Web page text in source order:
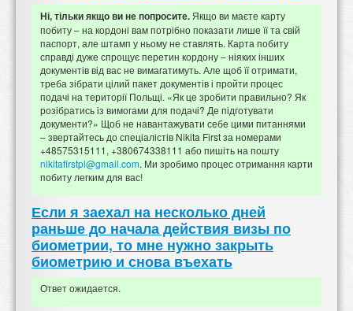
Ні, тільки якщо ви не попросите. Якщо ви маєте карту
побиту – на кордоні вам потрібно показати лише її та свій
паспорт, але штамп у ньому не ставлять. Карта побиту
справді дуже спрощує перетин кордону – ніяких інших
документів від вас не вимагатимуть. Але щоб її отримати,
треба зібрати цілий пакет документів і пройти процес
подачі на території Польщі. «Як це зробити правильно? Як
розібратись із вимогами для подачі? Де підготувати
документи?» Щоб не навантажувати себе цими питаннями
– звертайтесь до спеціалістів Nikita First за номерами
+48575315111, +380674338111 або пишіть на пошту
nikitafirstpl@gmail.com. Ми зробимо процес отримання карти
побиту легким для вас!
Если я заехал на несколько дней
раньше до начала действия визы по
биометрии, то мне нужно закрыть
биометрию и снова въехать
Ответ ожидается.